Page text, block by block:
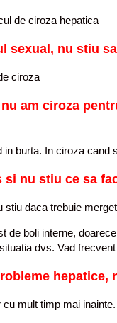
de ciroza hepatica
sexual, nu stiu
ciroza
am ciroza
burta. In ciroza
nu stiu ce sa
daca trebuie
boli interne,
dvs. Vad
mult timp mai inainte.